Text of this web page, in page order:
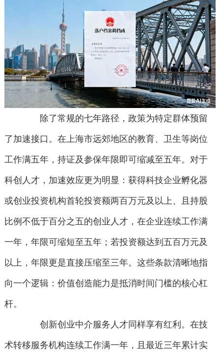
除了常规的七年路径，政策为特定群体预留
了加速接口。在上海市远郊地区的教育、卫生等岗位
工作满五年，持证及参保年限即可缩减至五年。对于
科创人才，加速效应更为明显：获得科技企业孵化器
或创业投资机构首轮投资额两百万元及以上、且持股
比例不低于百分之五的创业人才，在企业连续工作满
一年，年限可缩短至五年；若投资额达到五百万元及
以上，年限更是直接压缩至三年。这些条款清晰地指
向一个逻辑：价值创造能力是抵消时间门槛的核心杠
杆。
创新创业中介服务人才同样享有红利。在技
术转移服务机构连续工作满一年，且最近三年累计实